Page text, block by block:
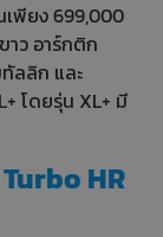
เพียง 699,000
าว อาร์กติก
ลลิก และ
โดยรุ่น XL+ มี
HR